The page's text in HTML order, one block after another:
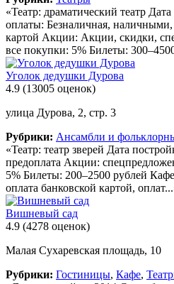
«Театр: драматический театр
оплаты: Безналичная, наличными,
картой Акции: Акции, скидки,
все покупки: 5% Билеты:
Уголок дедушки Дурова
4.9 (13005 оценок)
улица Дурова, 2, стр. 3
Рубрики: Ансамбли и
«Театр: театр зверей Дата
предоплата Акции:
5% Билеты: 200–2500 рублей
оплата банковской картой,
Вишневый сад
4.9 (4278 оценок)
Малая Сухаревская площадь, 10
Рубрики: Гостиницы, Кафе,